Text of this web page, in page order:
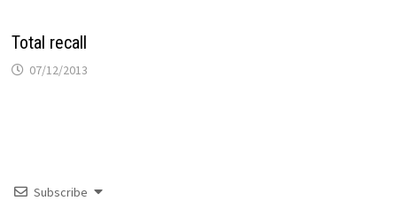
Total recall
07/12/2013
Subscribe